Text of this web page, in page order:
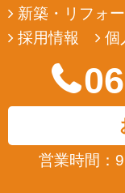
4. 個人情報の開
弊社は、ユーザー
当な理由のある場
くは提供すること
当な理由がない限
くは漏洩されるこ
弊社は、ユーザー
新築・リフォ
採用情報
個
営業時間：